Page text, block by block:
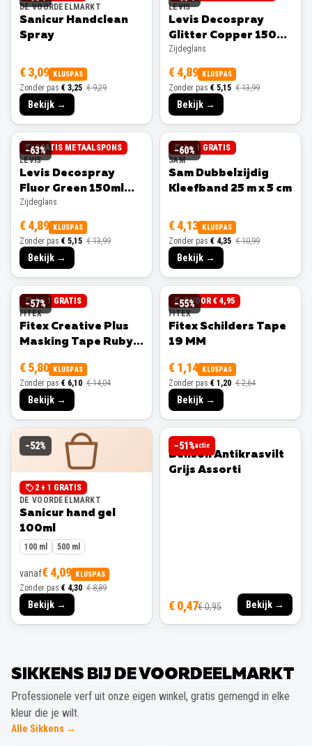
DE VOORDEELMARKT
Sanicur Handclean
Spray
€ 3,09 KLUSPAS
Zonder pas € 3,25 € 9,29
Bekijk →
LEVIS
Levis Decospray
Glitter Copper 150ml
Zijdeglans
Zijdeglans
€ 4,89 KLUSPAS
Zonder pas € 5,15 € 13,99
Bekijk →
−63%
GRATIS METAALSPONS
LEVIS
Levis Decospray
Fluor Green 150ml
Zijdeglans
Zijdeglans
€ 4,89 KLUSPAS
Zonder pas € 5,15 € 13,99
Bekijk →
−60%
1 + 1 GRATIS
SAM
Sam Dubbelzijdig
Kleefband 25 m x 5 cm
€ 4,13 KLUSPAS
Zonder pas € 4,35 € 10,99
Bekijk →
−57%
3 + 1 GRATIS
FITEX
Fitex Creative Plus
Masking Tape Ruby
€ 5,80 KLUSPAS
Zonder pas € 6,10 € 14,04
Bekijk →
−55%
3 VOOR € 4,95
FITEX
Fitex Schilders Tape
19 MM
€ 1,14 KLUSPAS
Zonder pas € 1,20 € 2,64
Bekijk →
−52%
2 + 1 GRATIS
DE VOORDEELMARKT
Sanicur hand gel
100ml
100 ml 500 ml
vanaf€ 4,09 KLUSPAS
Zonder pas € 4,30 € 8,89
Bekijk →
−51%actie
BENSON
Benson Antikrasvilt
Grijs Assorti
€ 0,47€ 0,95 Bekijk →
SIKKENS BIJ DE VOORDEELMARKT
Professionele verf uit onze eigen winkel, gratis gemengd in elke
kleur die je wilt.
Alle Sikkens →